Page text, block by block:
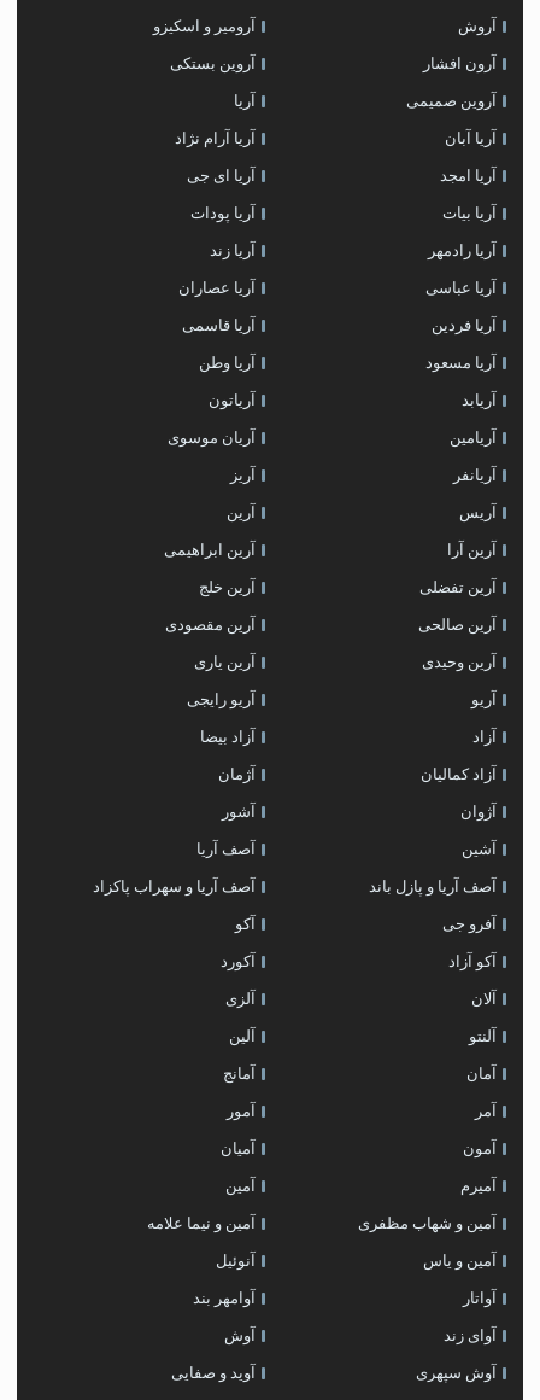
آروش آرومیر و اسکیزو
آرون افشار آروین بستکی
آروین صمیمی آریا
آریا آبان آریا آرام نژاد
آریا امجد آریا ای جی
آریا بیات آریا پودات
آریا رادمهر آریا زند
آریا عباسی آریا عصاران
آریا فردین آریا قاسمی
آریا مسعود آریا وطن
آریابد آریاتون
آریامین آریان موسوی
آریانفر آریز
آریس آرین
آرین آرا آرین ابراهیمی
آرین تفضلی آرین خلج
آرین صالحی آرین مقصودی
آرین وحیدی آرین یاری
آریو آریو رایجی
آزاد آزاد بیضا
آزاد کمالیان آژمان
آژوان آشور
آشین آصف آریا
آصف آریا و پازل باند آصف آریا و سهراب پاکزاد
آفرو جی آکو
آکو آزاد آکورد
آلان آلزی
آلنتو آلین
آمان آمانج
آمر آمور
آمون آمیان
آمیرم آمین
آمین و شهاب مظفری آمین و نیما علامه
آمین و یاس آنوئیل
آواتار آوامهر بند
آوای زند آوش
آوش سپهری آوید و صفایی